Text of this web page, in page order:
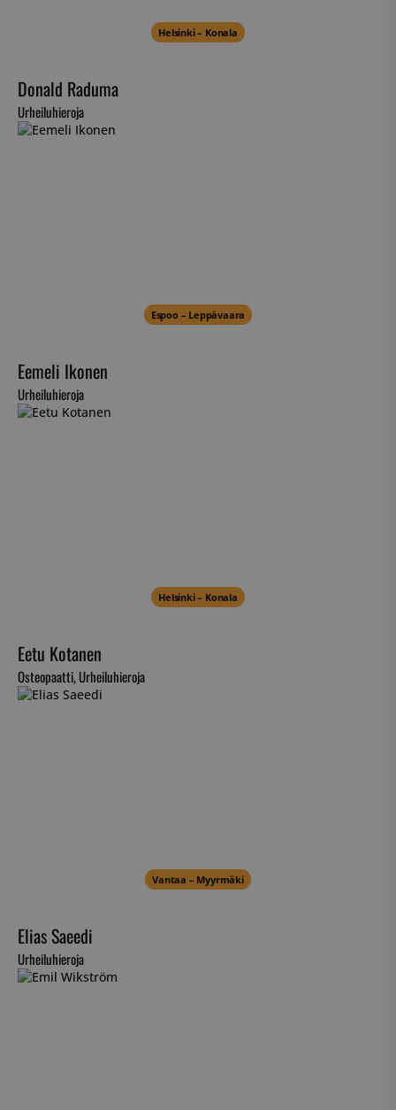
Helsinki – Konala
Donald Raduma
Urheiluhieroja
Espoo – Leppävaara
Eemeli Ikonen
Urheiluhieroja
Helsinki – Konala
Eetu Kotanen
Osteopaatti, Urheiluhieroja
Vantaa – Myyrmäki
Elias Saeedi
Urheiluhieroja